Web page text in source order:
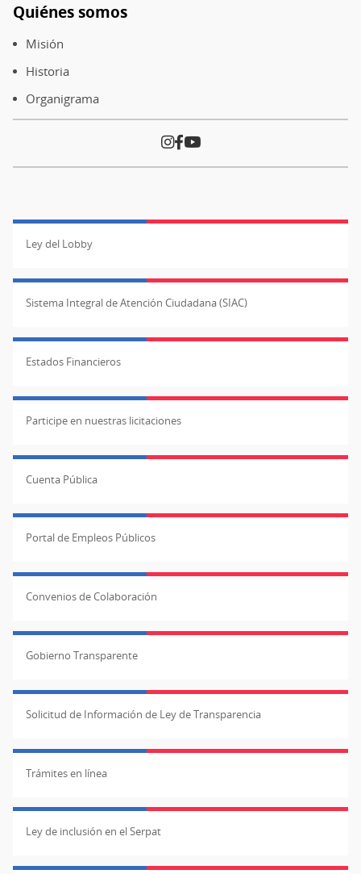
Pie
de
página
Quiénes somos
Misión
Historia
Organigrama
Ley del Lobby
Sistema Integral de Atención Ciudadana (SIAC)
Estados Financieros
Participe en nuestras licitaciones
Cuenta Pública
Portal de Empleos Públicos
Convenios de Colaboración
Gobierno Transparente
Solicitud de Información de Ley de Transparencia
Trámites en línea
Ley de inclusión en el Serpat